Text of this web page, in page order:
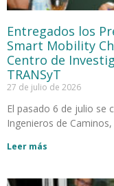
Entregados los
Smart Mobility
Centro de
TRANSyT
27 de julio de 2026
El pasado 6 de julio se
Ingenieros de
Leer más